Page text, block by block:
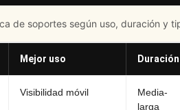
de soportes según uso, duración y
Mejor uso Duración
Visibilidad móvil
Media-
larga